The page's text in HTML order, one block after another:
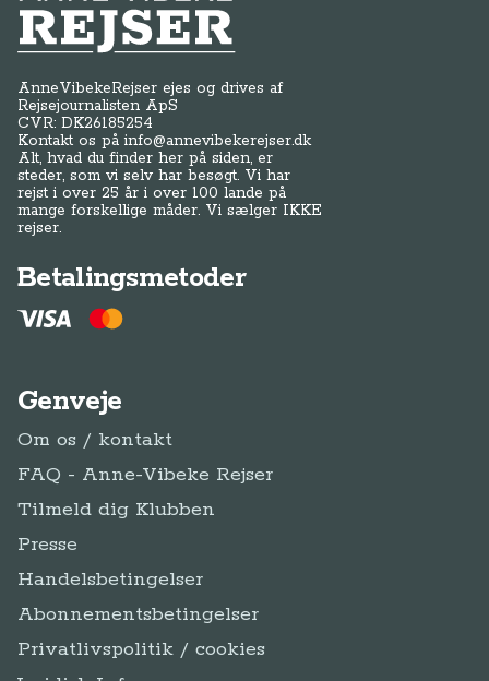
Anne-Vibeke Rejser
AnneVibekeRejser ejes og drives af
Rejsejournalisten ApS
CVR: DK26185254
Kontakt os påinfo@annevibekerejser.dk
Alt, hvad du finder her på siden, er
steder, som vi selv har besøgt. Vi har
rejst i over 25 år i over 100 lande på
mange forskellige måder. Vi sælger IKKE
rejser.
Betalingsmetoder
Genveje
Om os / kontakt
FAQ - Anne-Vibeke Rejser
Tilmeld dig Klubben
Presse
Handelsbetingelser
Abonnementsbetingelser
Privatlivspolitik / cookies